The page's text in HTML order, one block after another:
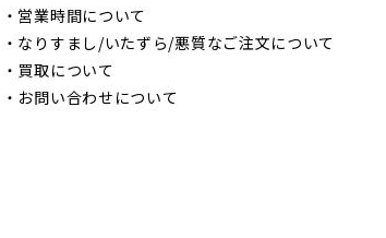
・ 営業時間について
・ なりすまし/いたずら/悪質なご注文について
・ 買取について
・ お問い合わせについて